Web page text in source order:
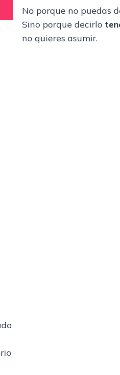
No porque no puedas
Sino porque decirlo
no quieres asumir.